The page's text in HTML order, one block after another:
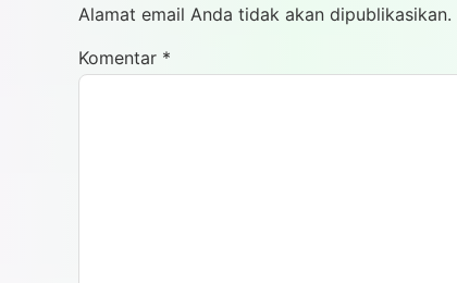
Alamat email Anda tidak akan dipublikasikan.
Komentar *